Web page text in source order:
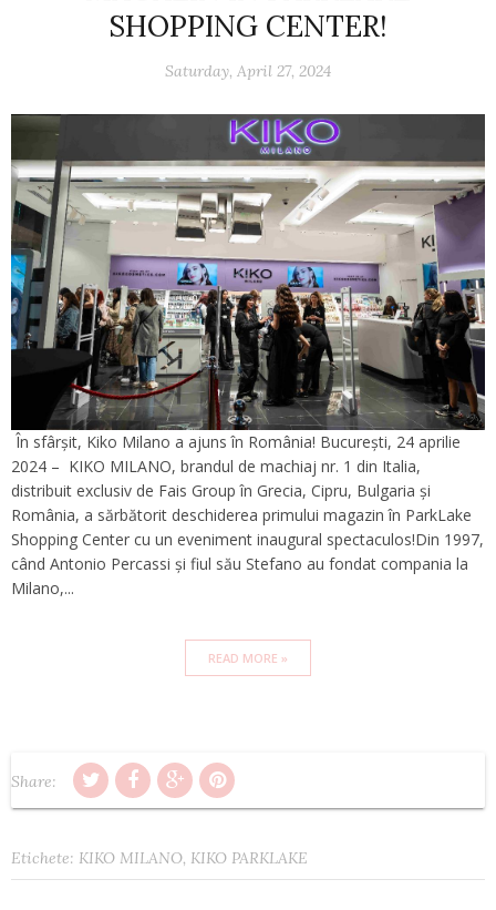
SHOPPING CENTER!
Saturday, April 27, 2024
În sfârșit, Kiko Milano a ajuns în România! București, 24 aprilie
2024 – KIKO MILANO, brandul de machiaj nr. 1 din Italia,
distribuit exclusiv de Fais Group în Grecia, Cipru, Bulgaria și
România, a sărbătorit deschiderea primului magazin în ParkLake
Shopping Center cu un eveniment inaugural spectaculos!Din 1997,
când Antonio Percassi și fiul său Stefano au fondat compania la
Milano,...
READ MORE »
Share:
Etichete: KIKO MILANO, KIKO PARKLAKE